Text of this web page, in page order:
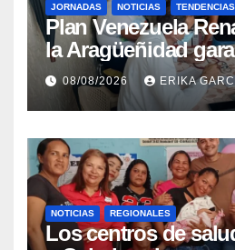
JORNADAS NOTICIAS TENDENCIAS
Plan Venezuela
la Aragüeñidad
atención médica
Aragua
08/08/2026 ERIKA
NOTICIAS REGIONALES
Los centros de